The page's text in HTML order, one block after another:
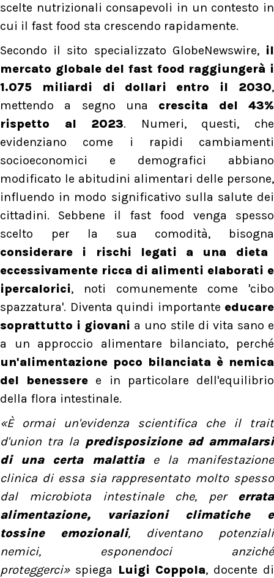
scelte nutrizionali consapevoli in un contesto in
cui il fast food sta crescendo rapidamente.
Secondo il sito specializzato GlobeNewswire, il
mercato globale del fast food raggiungerà i
1.075 miliardi di dollari entro il 2030,
mettendo a segno una crescita del 43%
rispetto al 2023. Numeri, questi, che
evidenziano come i rapidi cambiamenti
socioeconomici e demografici abbiano
modificato le abitudini alimentari delle persone,
influendo in modo significativo sulla salute dei
cittadini. Sebbene il fast food venga spesso
scelto per la sua comodità, bisogna
considerare i rischi legati a una dieta
eccessivamente ricca di alimenti elaborati e
ipercalorici, noti comunemente come 'cibo
spazzatura'. Diventa quindi importante educare
soprattutto i giovani a uno stile di vita sano e
a un approccio alimentare bilanciato, perché
un'alimentazione poco bilanciata è nemica
del benessere e in particolare dell'equilibrio
della flora intestinale.
«È ormai un'evidenza scientifica che il trait
d'union tra la predisposizione ad ammalarsi
di una certa malattiae la manifestazione
clinica di essa sia rappresentato molto spesso
dal microbiota intestinale che, per errata
alimentazione, variazioni climatiche e
tossine emozionali, diventano potenziali
nemici, esponendoci anziché
proteggerci»spiega Luigi Coppola, docente di